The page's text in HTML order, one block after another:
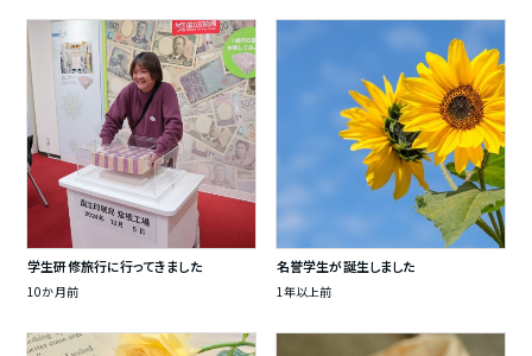
学生研修旅行に行ってきました
10か月前
名誉学生が誕生しました
1年以上前